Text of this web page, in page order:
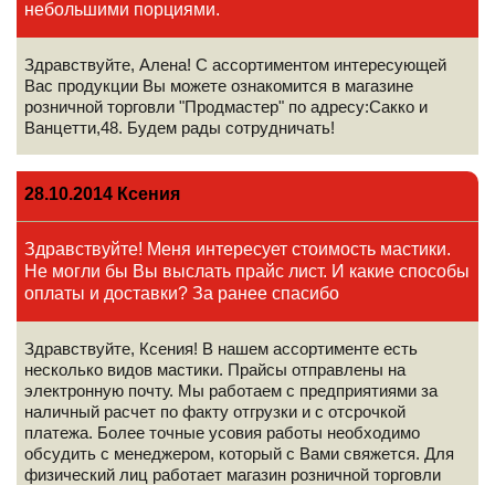
Компании реализовывать продукты и услуги потребителям. Мы
проведения необходимой транзакции. Компания оставляет за собой
право вносить изменения в одностороннем порядке в настоящие
правила, при условии, что изменения не противоречат действующему
законодательству РФ. Изменения условий настоящих правил
вступают в силу после их публикации на Сайте.
небольшими порциями.
Здравствуйте, Алена! С ассортиментом интересующей
Вас продукции Вы можете ознакомится в магазине
розничной торговли "Продмастер" по адресу:Сакко и
Ванцетти,48. Будем рады сотрудничать!
28.10.2014 Ксения
Здравствуйте! Меня интересует стоимость мастики.
Не могли бы Вы выслать прайс лист. И какие способы
оплаты и доставки? За ранее спасибо
Здравствуйте, Ксения! В нашем ассортименте есть
несколько видов мастики. Прайсы отправлены на
электронную почту. Мы работаем с предприятиями за
наличный расчет по факту отгрузки и с отсрочкой
платежа. Более точные усовия работы необходимо
обсудить с менеджером, который с Вами свяжется. Для
физический лиц работает магазин розничной торговли